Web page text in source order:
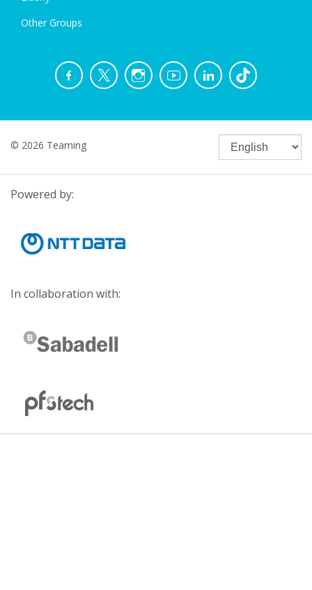
Other Groups
© 2026 Teaming
Powered by:
In collaboration with: